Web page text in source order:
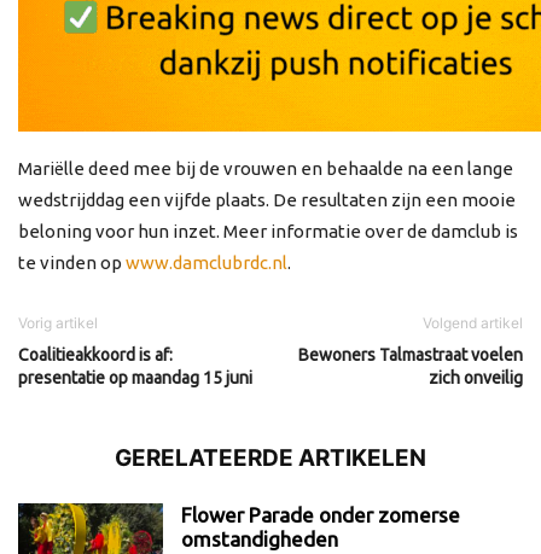
Mariëlle deed mee bij de vrouwen en behaalde na een lange
wedstrijddag een vijfde plaats. De resultaten zijn een mooie
beloning voor hun inzet. Meer informatie over de damclub is
te vinden op www.damclubrdc.nl.
Vorig artikel
Coalitieakkoord is af:
presentatie op maandag 15 juni
Volgend artikel
Bewoners Talmastraat voelen
zich onveilig
GERELATEERDE ARTIKELEN
Flower Parade onder zomerse
omstandigheden